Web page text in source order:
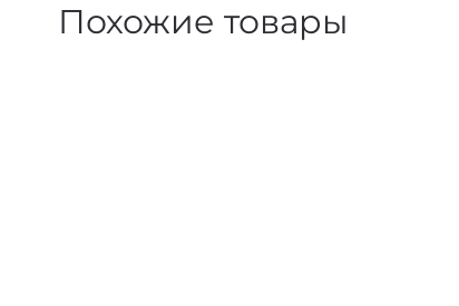
Похожие товары